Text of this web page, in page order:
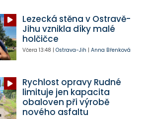
Lezecká stěna v Ostravě-
Jihu vznikla díky malé
holčičce
Včera 13:48 | Ostrava-Jih | Anna Břenková
Rychlost opravy Rudné
limituje jen kapacita
obaloven při výrobě
nového asfaltu